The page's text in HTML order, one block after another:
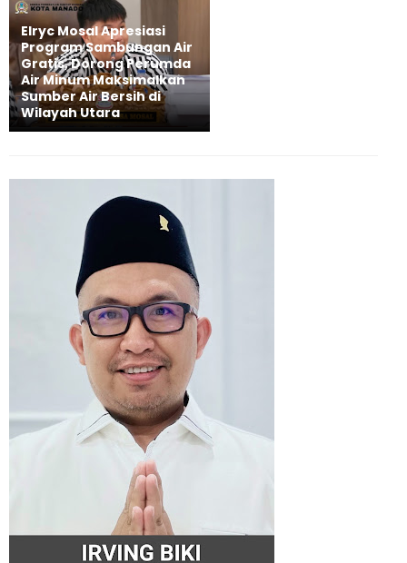
Elryc Mosal Apresiasi
Program Sambungan Air
Gratis, Dorong Perumda
Air Minum Maksimalkan
Sumber Air Bersih di
Wilayah Utara